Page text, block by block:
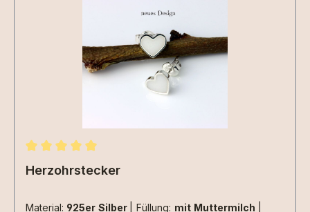
Durchschnittliche Bewertung von 5 von 5 Sternen
Herzohrstecker
Material: 925er Silber Füllung: mit Muttermilch